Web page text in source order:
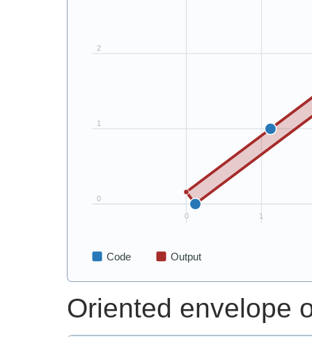
Oriented envelope